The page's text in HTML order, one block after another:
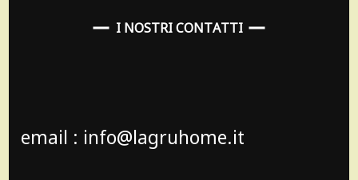
I NOSTRI CONTATTI
email : info@lagruhome.it